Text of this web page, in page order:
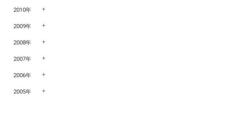
2010年
2009年
2008年
2007年
2006年
2005年